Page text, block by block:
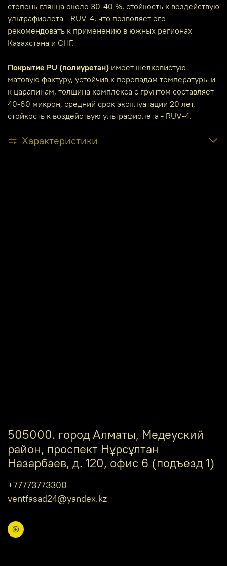
степень глянца около 30-40 %, стойкость к воздействую
ультрафиолета - RUV-4, что позволяет его
рекомендовать к применению в южных регионах
Казахстана и СНГ.
Покрытие PU (полиуретан) имеет шелковистую
матовую фактуру, устойчив к перепадам температуры и
к царапинам, толщина комплекса с грунтом составляет
40-60 микрон, средний срок эксплуатации 20 лет,
стойкость к воздействую ультрафиолета - RUV-4.
Характеристики
505000. город Алматы, Медеуский
район, проспект Нұрсұлтан
Назарбаев, д. 120, офис 6 (подъезд 1)
+77773773300
ventfasad24@yandex.kz